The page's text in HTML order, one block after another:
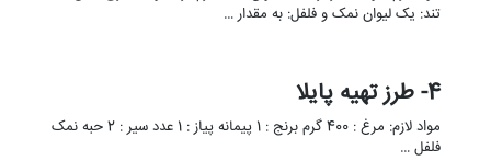
تند: یک لیوان نمک و فلفل: به مقدار …
4- طرز تهیه پایلا
مواد لازم: مرغ : 400 گرم برنج : 1 پیمانه پیاز : 1 عدد سیر : 2 حبه نمک
فلفل …